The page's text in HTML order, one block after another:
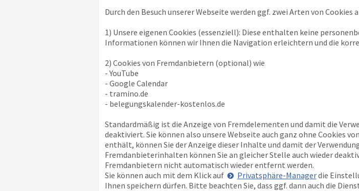
Durch den Besuch unserer Webseite werden ggf. zwei Arten von Cookies
1) Unsere eigenen Cookies (essenziell): Diese enthalten keine
Informationen können wir Ihnen die Navigation erleichtern und die
2) Cookies von Fremdanbietern (optional) wie
- YouTube
- Google Calendar
- tramino.de
- belegungskalender-kostenlos.de
Standardmäßig ist die Anzeige von Fremdelementen und damit die
deaktiviert. Sie können also unsere Webseite auch ganz ohne Cookies
enthält, können Sie der Anzeige dieser Inhalte und damit der
Fremdanbieterinhalten können Sie an gleicher Stelle auch wieder
Fremdanbietern nicht automatisch wieder entfernt werden.
Sie können auch mit dem Klick auf
Privatsphäre-Managerdie
Ihnen speichern dürfen. Bitte beachten Sie, dass ggf. dann auch die